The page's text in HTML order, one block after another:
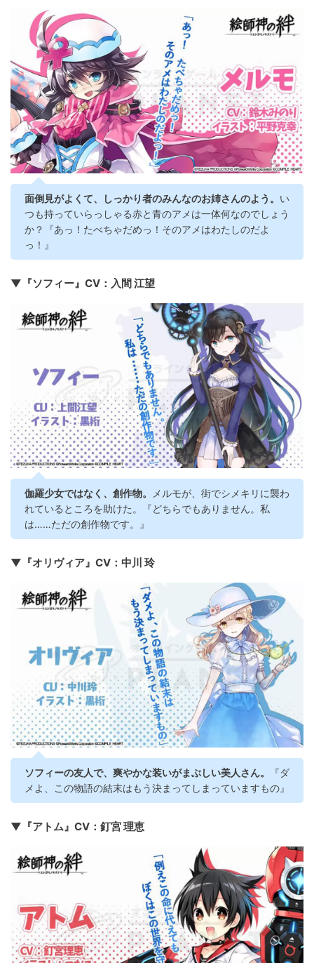
面倒見がよくて、しっかり者のみんなのお姉さんのよう。 い
つも持っていらっしゃる赤と青のアメは一体何なのでしょう
か？『あっ！たべちゃだめっ！そのアメはわたしのだよ
っ！』
▼『ソフィー』CV：入間 江望
伽羅少女ではなく、創作物。
メルモが、街でシメキリに襲わ
れているところを助けた。『どちらでもありません。私
は……ただの創作物です。』
▼『オリヴィア』CV：中川 玲
ソフィーの友人で、爽やかな装いがまぶしい美人さん。
『ダ
メよ、この物語の結末はもう決まってしまっていますもの』
▼『アトム』CV：釘宮 理恵